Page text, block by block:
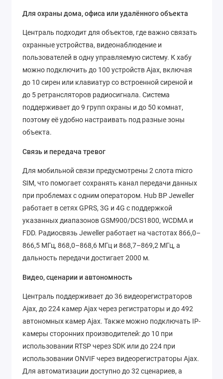
Для охраны дома, офиса или удалённого объекта
Централь подходит для объектов, где важно связать
охранные устройства, видеонаблюдение и
пользователей в одну управляемую систему. К хабу
можно подключить до 100 устройств Ajax, включая
до 10 сирен или клавиатур со встроенной сиреной и
до 5 ретрансляторов радиосигнала. Система
поддерживает до 9 групп охраны и до 50 комнат,
поэтому её удобно настраивать под разные зоны
объекта.
Связь и передача тревог
Для мобильной связи предусмотрены 2 слота micro
SIM, что помогает сохранять канал передачи данных
при проблемах с одним оператором. Hub BP Jeweller
работает в сетях GPRS, 3G и 4G с поддержкой
указанных диапазонов GSM900/DCS1800, WCDMA и
FDD. Радиосвязь Jeweller работает на частотах 866,0–
866,5 МГц, 868,0–868,6 МГц и 868,7–869,2 МГц, а
дальность передачи достигает 2000 м.
Видео, сценарии и автономность
Централь поддерживает до 36 видеорегистраторов
Ajax, до 224 камер Ajax через регистраторы и до 492
автономных камер Ajax. Также можно подключать IP-
камеры сторонних производителей: до 10 при
использовании RTSP через SDK или до 224 при
использовании ONVIF через видеорегистраторы Ajax.
Для автоматизации доступно до 32 сценариев, а